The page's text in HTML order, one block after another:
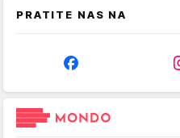
PRATITE NAS NA